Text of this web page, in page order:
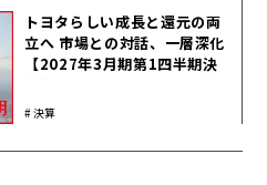
トヨタらしい成長と還元の両
立へ 市場との対話、一層深化
【2027年3月期第1四半期決
決算